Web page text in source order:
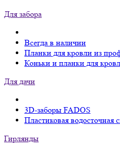
Для забора
Всегда в наличии
Планки для кровли из
Коньки и планки для
Для дачи
3D-заборы FADOS
Пластиковая
Гирлянды